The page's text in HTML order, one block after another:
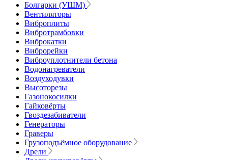
Болгарки (УШМ)
Вентиляторы
Виброплиты
Вибротрамбовки
Виброкатки
Виброрейки
Виброуплотнители бетона
Водонагреватели
Воздуходувки
Высоторезы
Газонокосилки
Гайковёрты
Гвоздезабиватели
Генераторы
Граверы
Грузоподъёмное оборудование
Дрели